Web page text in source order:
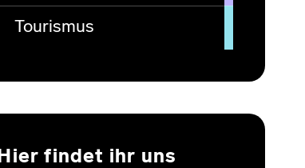
Tourismus
Hier findet ihr uns